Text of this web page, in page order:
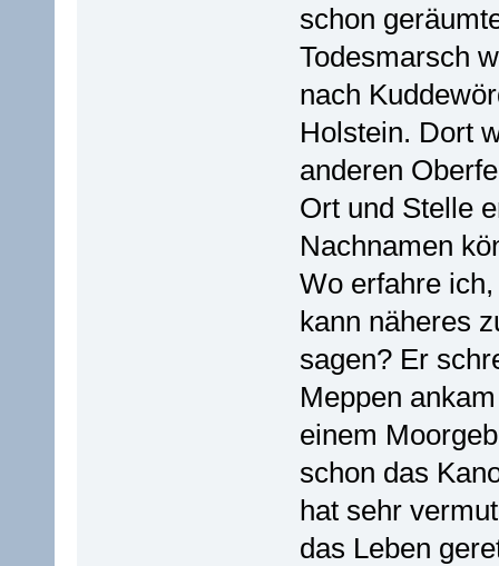
schon
Todesmarsch
nach
Holstein. Dort
anderen
Ort und Stelle
Nachnamen
Wo erfahre
kann näheres
sagen? Er
Meppen
einem
schon das
hat sehr
das Leben